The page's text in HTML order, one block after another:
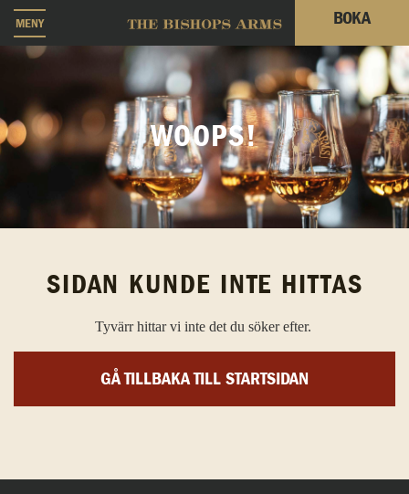
MENY BOKA
WOOPS!
SIDAN KUNDE INTE HITTAS
Tyvärr hittar vi inte det du söker efter.
GÅ TILLBAKA TILL STARTSIDAN